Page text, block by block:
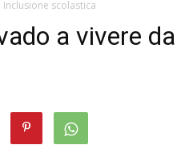
Inclusione scolastica
a vivere da